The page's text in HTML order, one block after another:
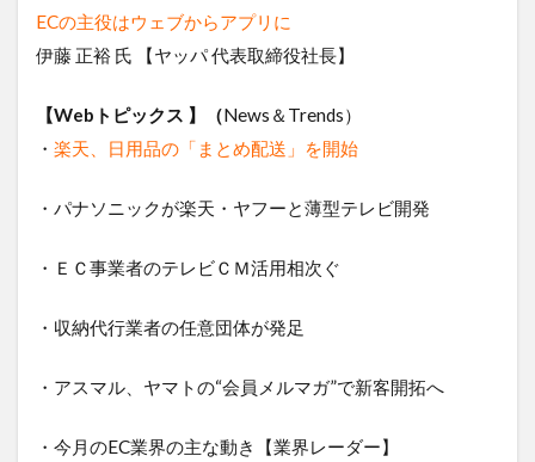
ECの主役はウェブからアプリに
伊藤 正裕 氏 【ヤッパ 代表取締役社長】
【Webトピックス 】（News＆Trends）
・ 楽天、日用品の「まとめ配送」を開始
・パナソニックが楽天・ヤフーと薄型テレビ開発
・ＥＣ事業者のテレビＣＭ活用相次ぐ
・収納代行業者の任意団体が発足
・アスマル、ヤマトの“会員メルマガ”で新客開拓へ
・今月のEC業界の主な動き【業界レーダー】